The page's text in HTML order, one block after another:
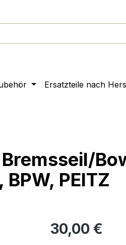
Ersatzteile nach
BPW, PEITZ
30,00 €